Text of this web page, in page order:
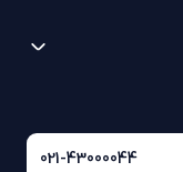
021-43000044